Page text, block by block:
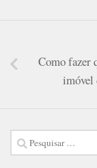
Como fazer
imóvel
Pesquisar
por: